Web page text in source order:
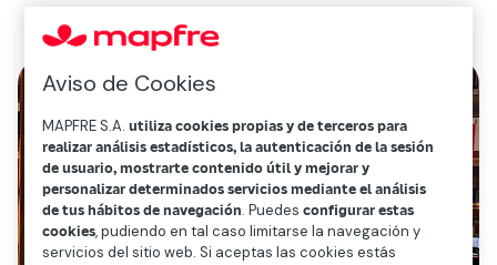
Aviso de Cookies
MAPFRE S.A.utiliza cookies propias y de terceros para
realizar análisis estadísticos, la autenticación de la sesión
de usuario, mostrarte contenido útil y mejorar y
personalizar determinados servicios mediante el análisis
de tus hábitos de navegación. Puedesconfigurar estas
cookies, pudiendo en tal caso limitarse la navegación y
servicios del sitio web. Si aceptas las cookies estás